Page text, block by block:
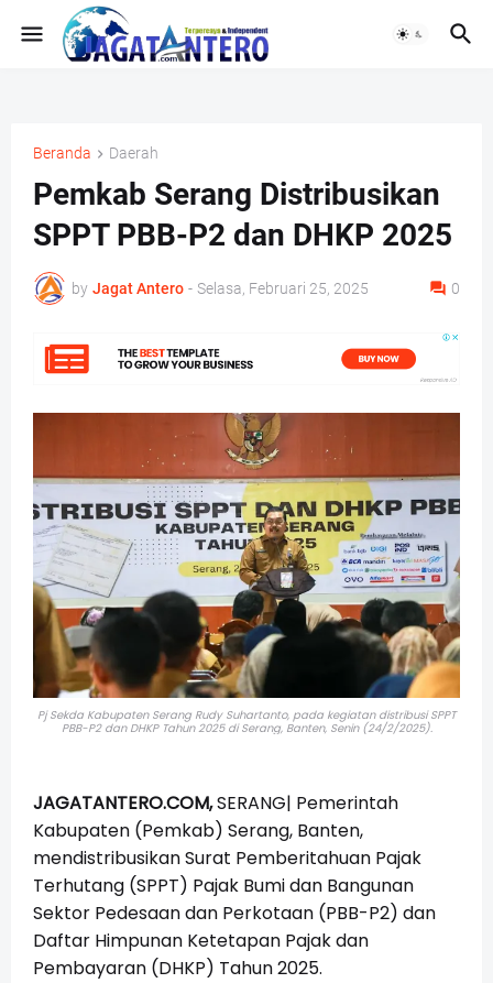
Beranda Daerah
Pemkab Serang Distribusikan
SPPT PBB-P2 dan DHKP 2025
by Jagat Antero - Selasa, Februari 25, 2025 0
Pj Sekda Kabupaten Serang Rudy Suhartanto, pada kegiatan distribusi SPPT
PBB-P2 dan DHKP Tahun 2025 di Serang, Banten, Senin (24/2/2025).
JAGATANTERO.COM,SERANG| Pemerintah
Kabupaten (Pemkab) Serang, Banten,
mendistribusikan Surat Pemberitahuan Pajak
Terhutang (SPPT) Pajak Bumi dan Bangunan
Sektor Pedesaan dan Perkotaan (PBB-P2) dan
Daftar Himpunan Ketetapan Pajak dan
Pembayaran (DHKP) Tahun 2025.